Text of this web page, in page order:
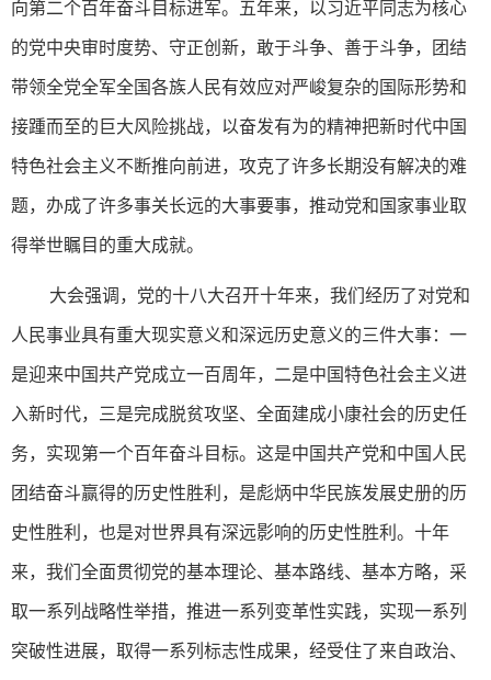
向第二个百年奋斗目标进军。五年来，以习近平同志为核心
的党中央审时度势、守正创新，敢于斗争、善于斗争，团结
带领全党全军全国各族人民有效应对严峻复杂的国际形势和
接踵而至的巨大风险挑战，以奋发有为的精神把新时代中国
特色社会主义不断推向前进，攻克了许多长期没有解决的难
题，办成了许多事关长远的大事要事，推动党和国家事业取
得举世瞩目的重大成就。
大会强调，党的十八大召开十年来，我们经历了对党和
人民事业具有重大现实意义和深远历史意义的三件大事：一
是迎来中国共产党成立一百周年，二是中国特色社会主义进
入新时代，三是完成脱贫攻坚、全面建成小康社会的历史任
务，实现第一个百年奋斗目标。这是中国共产党和中国人民
团结奋斗赢得的历史性胜利，是彪炳中华民族发展史册的历
史性胜利，也是对世界具有深远影响的历史性胜利。十年
来，我们全面贯彻党的基本理论、基本路线、基本方略，采
取一系列战略性举措，推进一系列变革性实践，实现一系列
突破性进展，取得一系列标志性成果，经受住了来自政治、